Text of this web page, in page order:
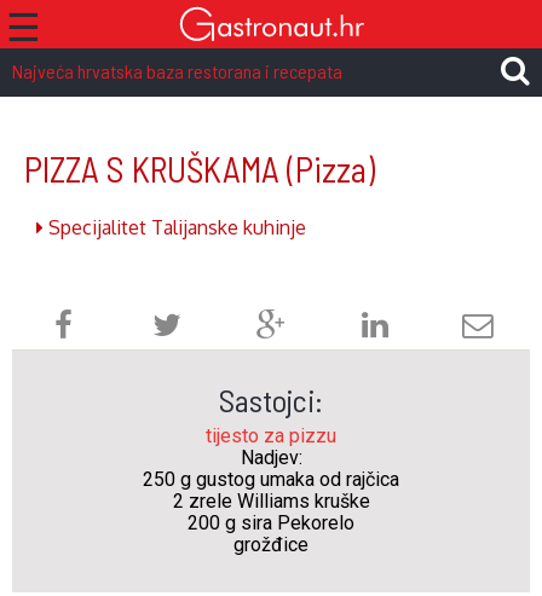
☰
Najveća hrvatska baza restorana i recepata
PIZZA S KRUŠKAMA (Pizza)
Specijalitet Talijanske kuhinje
Sastojci:
tijesto za pizzu
Nadjev:
250 g gustog umaka od rajčica
2 zrele Williams kruške
200 g sira Pekorelo
grožđice